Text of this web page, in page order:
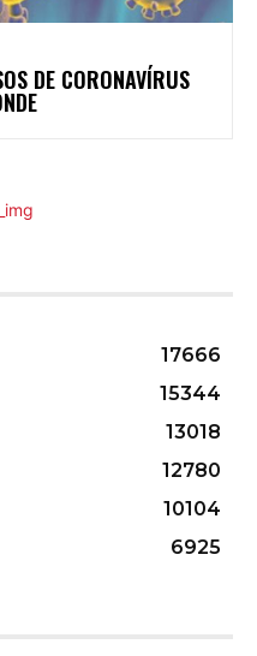
DE CORONAVÍRUS
17666
15344
13018
12780
10104
6925